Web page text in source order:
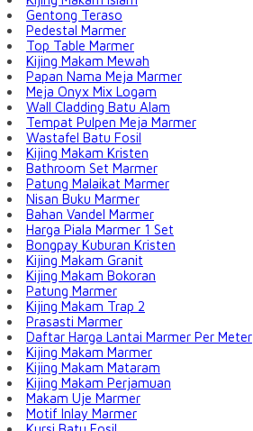
Gentong Teraso
Pedestal Marmer
Top Table Marmer
Kijing Makam Mewah
Papan Nama Meja Marmer
Meja Onyx Mix Logam
Wall Cladding Batu Alam
Tempat Pulpen Meja Marmer
Wastafel Batu Fosil
Kijing Makam Kristen
Bathroom Set Marmer
Patung Malaikat Marmer
Nisan Buku Marmer
Bahan Vandel Marmer
Harga Piala Marmer 1 Set
Bongpay Kuburan Kristen
Kijing Makam Granit
Kijing Makam Bokoran
Patung Marmer
Kijing Makam Trap 2
Prasasti Marmer
Daftar Harga Lantai Marmer Per Meter
Kijing Makam Marmer
Kijing Makam Mataram
Kijing Makam Perjamuan
Makam Uje Marmer
Motif Inlay Marmer